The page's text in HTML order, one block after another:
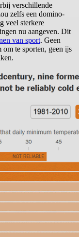
verschillende
zelfs een domino-
veel sterkere
nu aangeven. Dit
van sport. Geen
te sporten, geen ijs